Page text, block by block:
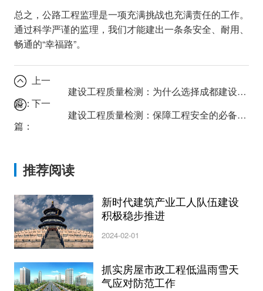
总之，公路工程监理是一项充满挑战也充满责任的工作。
通过科学严谨的监理，我们才能建出一条条安全、耐用、
畅通的“幸福路”。
上一
篇：
建设工程质量检测：为什么选择成都建设工程勘察公司至关重要？
下一
篇：
建设工程质量检测：保障工程安全的必备环节
推荐阅读
新时代建筑产业工人队伍建设
积极稳步推进
2024-02-01
抓实房屋市政工程低温雨雪天
气应对防范工作